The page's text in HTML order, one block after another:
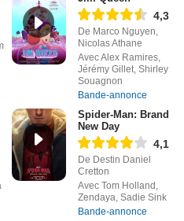
4,3
De Marco Nguyen,
Nicolas Athane
Avec Alex Ramires,
Jérémy Gillet, Shirley
Souagnon
Bande-annonce
Spider-Man: Brand
New Day
4,1
De Destin Daniel
Cretton
Avec Tom Holland,
Zendaya, Sadie Sink
Bande-annonce